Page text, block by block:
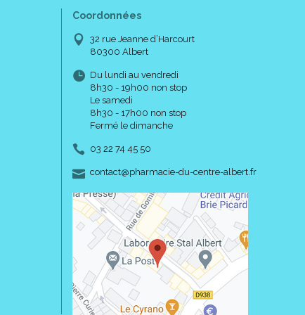
Coordonnées
32 rue Jeanne d’Harcourt
80300 Albert
Du lundi au vendredi
8h30 - 19h00 non stop
Le samedi
8h30 - 17h00 non stop
Fermé le dimanche
03 22 74 45 50
contact-
@-
pharmacie-du-centre-albert.fr